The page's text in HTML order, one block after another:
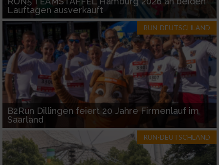
Lauftagen ausverkauft
RUN-DEUTSCHLAND
B2Run Dillingen feiert 20 Jahre Firmenlauf im
Saarland
RUN-DEUTSCHLAND
Entwicklung und Verbesserung der Angebote
Verwendung reduzierter Daten zur Auswahl
von Inhalten
IAB-Besonderheiten:
Verwendung genauer Standortdaten
Geräte anhand von aktiv angeforderten
Informationen identifizieren
Nicht-IAB-Verarbeitungszwecke:
Notwendig